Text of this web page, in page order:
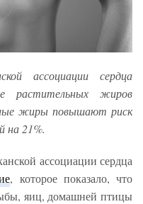
ассоциации сердца
растительных жиров
жиры повышают риск
на 21%.
ассоциации сердца
, которое показало, что
яиц, домашней птицы